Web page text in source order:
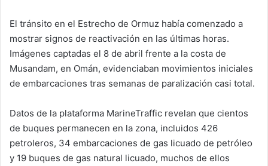
El tránsito en el Estrecho de Ormuz había comenzado a
mostrar signos de reactivación en las últimas horas.
Imágenes captadas el 8 de abril frente a la costa de
Musandam, en Omán, evidenciaban movimientos iniciales
de embarcaciones tras semanas de paralización casi total.
Datos de la plataforma MarineTraffic revelan que cientos
de buques permanecen en la zona, incluidos 426
petroleros, 34 embarcaciones de gas licuado de petróleo
y 19 buques de gas natural licuado, muchos de ellos